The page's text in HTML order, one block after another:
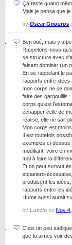
Ça reste quand
Mais je pense que je
by Oscar Gnouros
Ben oué, mais y’a
Rappelons-nous
se structure avec
faisant dominer (un
En se rappelant le
rapports entre idées
mon corps ne se
faire des gargouillis
corps qu’est
échapper celle de
réalise, elle ne sait
Mon corps est
Il est toutefois
exemples ci-dessus
modifiant, voire en
mal à faire la
Et on peut surtout
etcaetero-
produisent les
rapports entre les
Hume aussi aurait
by Luccio on Nov
C’est un peu
que tu aimes voir